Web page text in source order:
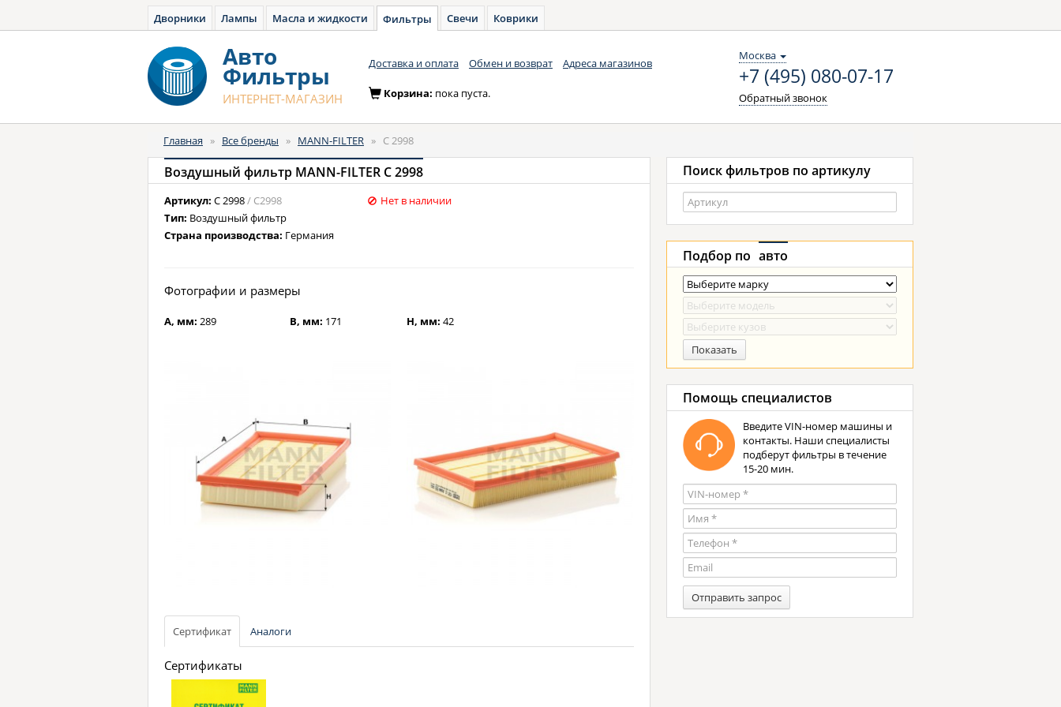
Дворники Лампы Масла и жидкости Фильтры Свечи Коврики
Авто
Фильтры
ИНТЕРНЕТ-МАГАЗИН
Доставка и оплата Обмен и возврат Адреса магазинов
Москва
+7 (495) 080-07-17
Обратный звонок
Корзина: пока пуста.
Главная » Все бренды » MANN-FILTER » C 2998
Воздушный фильтр MANN-FILTER C 2998
Артикул: C 2998/ C2998
Тип: Воздушный фильтр
Страна производства: Германия
Нет в наличии
Фотографии и размеры
A, мм: 289 B, мм: 171 H, мм:42
Сертификат Аналоги
Сертификаты
Поиск фильтров по артикулу
Подбор по авто
Показать
Помощь специалистов
Введите VIN-номер машины и
контакты. Наши специалисты
подберут фильтры в течение
15-20 мин.
Отправить запрос